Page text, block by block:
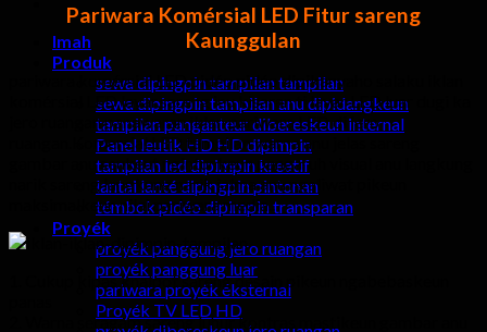
Imah
Produk
sewa dipingpin tampilan tampilan
sewa dipingpin tampilan anu dipidangkeun
tampilan panganteur dibereskeun internal
Panel leutik HD HD dipimpin
tampilan led dipimpin kreatif
lantai lanté dipingpin pintonan
témbok pidéo dipimpin transparan
Proyék
proyék panggung jero ruangan
proyék panggung luar
pariwara proyék éksternal
Proyék TV LED HD
Pariwara Komérsial LED Fitur sareng
Kaunggulan
pariwara komérsial LED pidéo pidéo dipikanyaho salaku iklan
komérsial LED layar,sareng ieu kisaran ti layar LED luar dugi ka
jero ruangan panawaran iklan pariwara LED di jero
ruangan.Komersial LED tampilan warna anu jelas sareng
gambar anu seukeut ngintunkeun pangaruh visual anu langkung
narik sareng langkung narik jalma anu ngaliwat pikeun
maksimalkeun nilai pariwara media..
1. Cukup kipas knalpot sareng desain pikeun ngabebaskeun
2. Warna seragam sareng luhur kontras mastikeun gambar anu